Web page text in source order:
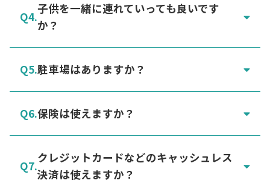
結果）
個人情報をご提供いただくことは、ご本人の
任意です。
しかし必要な情報の一部をご提供いただけな
い場合には、サービスのご提供ができない場
合がございます。あらかじめご了承くださ
い。
子供を一緒に連れていっても良いです
か？
駐車場はありますか？
保険は使えますか？
クレジットカードなどのキャッシュレス
決済は使えますか？